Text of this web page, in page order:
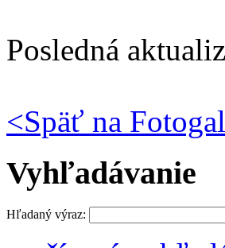
Posledná
<Späť na
Vyhľadávanie
Hľadaný výraz: